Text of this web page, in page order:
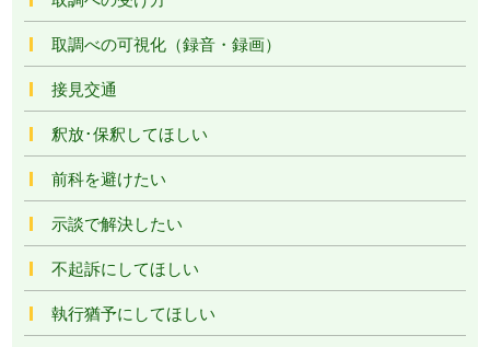
取調べの可視化（録音・録画）
接見交通
釈放･保釈してほしい
前科を避けたい
示談で解決したい
不起訴にしてほしい
執行猶予にしてほしい